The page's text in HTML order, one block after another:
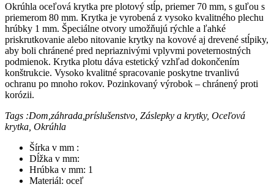
Okrúhla oceľová krytka pre plotový stĺp, priemer 70 mm, s guľou s
priemerom 80 mm. Krytka je vyrobená z vysoko kvalitného plechu
hrúbky 1 mm. Špeciálne otvory umožňujú rýchle a ľahké
priskrutkovanie alebo nitovanie krytky na kovové aj drevené stĺpiky,
aby boli chránené pred nepriaznivými vplyvmi poveternostných
podmienok. Krytka plotu dáva estetický vzhľad dokončením
konštrukcie. Vysoko kvalitné spracovanie poskytne trvanlivú
ochranu po mnoho rokov. Pozinkovaný výrobok – chránený proti
korózii.
Tags :Dom,záhrada,príslušenstvo, Záslepky a krytky, Oceľová
krytka, Okrúhla
Šírka v mm :
Dĺžka v mm:
Hrúbka v mm: 1
Materiál: oceľ